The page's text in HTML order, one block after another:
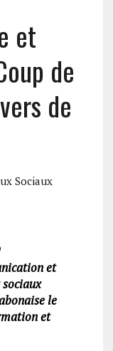
et
de
de
Sociaux
et
sociaux
le
et